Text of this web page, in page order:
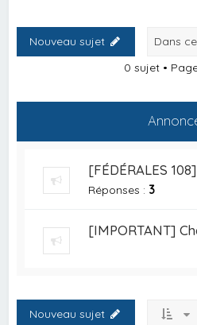
Nouveau sujet
0 sujet •
[FÉDÉRALES
Réponses : 3
[IMPORTANT]
Nouveau sujet